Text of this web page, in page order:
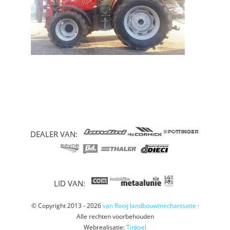
DEALER VAN:
LID VAN:
© Copyright 2013 - 2026van Rooij landbouwmechanisatie ·
Alle rechten voorbehouden
Webrealisatie:Tinksel